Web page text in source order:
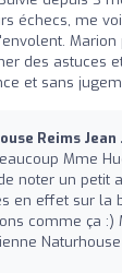
échecs, me
des astuces
et sans
Reims Jean
Mme
noter un petit
en effet sur la
comme ça :)